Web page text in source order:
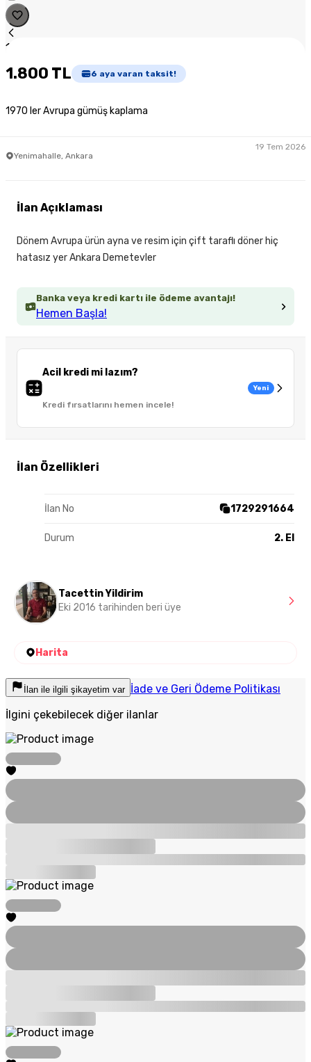
1
1.800 TL 6 aya varan taksit!
1970 ler Avrupa gümüş kaplama
Yenimahalle, Ankara
19 Tem 2026
Banka veya kredi kartı ile ödeme avantajı!
Hemen Başla!
Acil kredi mi lazım?
Kredi fırsatlarını hemen incele!
Yeni
İlan Özellikleri
İlan No 1729291664
Durum 2. El
İlan Açıklaması
Dönem Avrupa ürün ayna ve resim için çift taraflı döner hiç
hatasız yer Ankara Demetevler
Tacettin Yildirim
Eki 2016 tarihinden beri üye
Harita
İlan ile ilgili şikayetim var İade ve Geri Ödeme Politikası
İlgini çekebilecek diğer ilanlar